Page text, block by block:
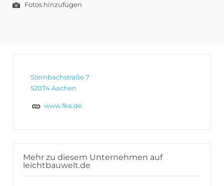
Fotos hinzufügen
Steinbachstraße 7
52074 Aachen
www.fka.de
Mehr zu diesem Unternehmen auf
leichtbauwelt.de